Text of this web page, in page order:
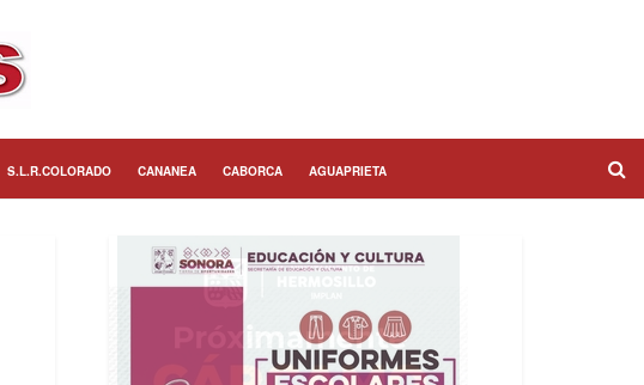
S.L.R.COLORADO CANANEA CABORCA AGUAPRIETA